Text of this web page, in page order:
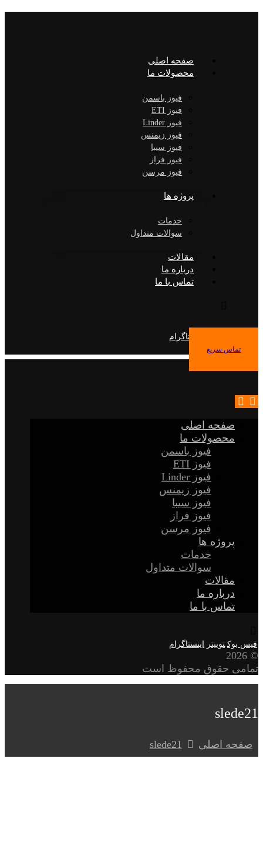
صفحه اصلی
محصولات ما
فیوز باسمن
فیوز ETI
فیوز Linder
فیوز زیمنس
فیوز سیبا
فیوز فراز
فیوز مرسن
پروژه ها
خدمات
سوالات متداول
مقالات
درباره ما
تماس با ما
اینستاگرام
تماس سریع
صفحه اصلی
محصولات ما
فیوز باسمن
فیوز ETI
فیوز Linder
فیوز زیمنس
فیوز سیبا
فیوز فراز
فیوز مرسن
پروژه ها
خدمات
سوالات متداول
مقالات
درباره ما
تماس با ما
فیس بوک توییتر اینستاگرام
© 2026
تمامی حقوق محفوظ است
slede21
صفحه اصلی slede21